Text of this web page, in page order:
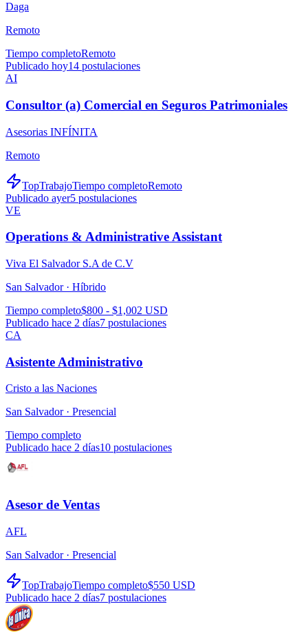
Daga
Remoto
Tiempo completoRemoto
Publicado hoy14 postulaciones
AI
Consultor (a) Comercial en Seguros Patrimoniales
Asesorias INFÍNITA
Remoto
TopTrabajoTiempo completoRemoto
Publicado ayer5 postulaciones
VE
Operations & Administrative Assistant
Viva El Salvador S.A de C.V
San Salvador · Híbrido
Tiempo completo$800 - $1,002 USD
Publicado hace 2 días7 postulaciones
CA
Asistente Administrativo
Cristo a las Naciones
San Salvador · Presencial
Tiempo completo
Publicado hace 2 días10 postulaciones
Asesor de Ventas
AFL
San Salvador · Presencial
TopTrabajoTiempo completo$550 USD
Publicado hace 2 días7 postulaciones